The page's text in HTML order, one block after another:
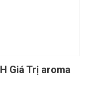
Giá Trị aroma